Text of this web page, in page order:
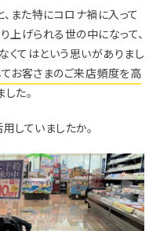
また特にコロナ禍に入って
げられる世の中になって、
てはという思いがありまし
お客さまのご来店頻度を高
た。
していましたか。